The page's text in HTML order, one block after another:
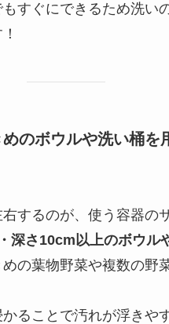
すぐにできるため洗い
のボウルや洗い桶を
するのが、使う容器の
深さ10cm以上のボウル
の葉物野菜や複数の野
ることで汚れが浮きや